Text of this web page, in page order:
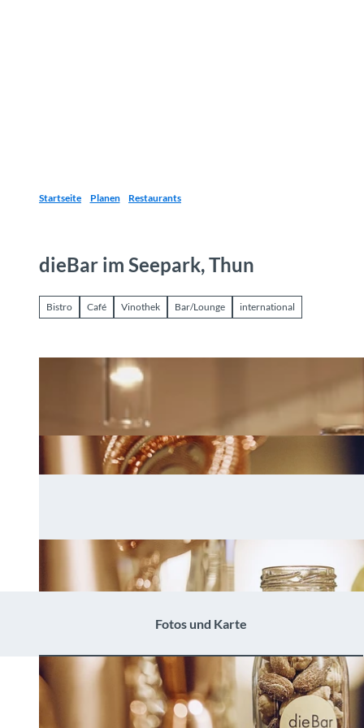
Startseite Planen Restaurants
dieBar im Seepark, Thun
Bistro Café Vinothek Bar/Lounge international
Fotos und Karte